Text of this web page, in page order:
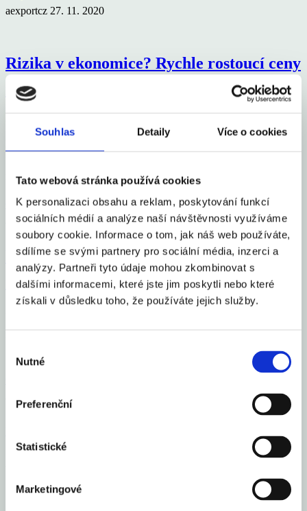
Souhlas Detaily Více o cookies
Tato webová stránka používá cookies
K personalizaci obsahu a reklam, poskytování funkcí
sociálních médií a analýze naší návštěvnosti využíváme
soubory cookie. Informace o tom, jak náš web používáte,
sdílíme se svými partnery pro sociální média, inzerci a
analýzy. Partneři tyto údaje mohou zkombinovat s
dalšími informacemi, které jste jim poskytli nebo které
získali v důsledku toho, že používáte jejich služby.
souhlasu
Nutné
Preferenční
Statistické
Marketingové
aexportcz 27. 11. 2020
Rizika v ekonomice? Rychle rostoucí ceny
nemovitostí
Významným zdrojem systémových rizik v domácí ekonomice je
podle ČNB obnovené roztáčení spirály mezi dluhovým
rostoucími cenami. Konstatuje to letošní podzimní zpráva Rizika
Celý článek
aexportcz27. 11. 2020
Rusnok: Způsob, jak se tu mění daně, je
neomluvitelně špatný
Interview ČT 24 to řekl guvernér ČNB Jiří Rusnok. Obecně podle
27. 11. 2020
O nás